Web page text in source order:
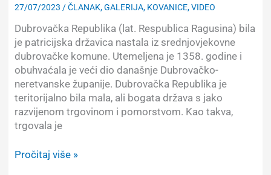
27/07/2023 /ČLANAK,GALERIJA, KOVANICE,VIDEO
Dubrovačka Republika (lat. Respublica Ragusina) bila
je patricijska državica nastala iz srednjovjekovne
dubrovačke komune. Utemeljena je 1358. godine i
obuhvaćala je veći dio današnje Dubrovačko-
neretvanske županije. Dubrovačka Republika je
teritorijalno bila mala, ali bogata država s jako
razvijenom trgovinom i pomorstvom. Kao takva,
trgovala je
Dubrovačka
Pročitaj više »